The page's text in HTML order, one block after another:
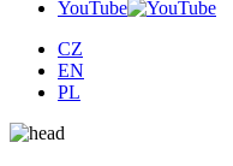
YouTube
CZ
EN
PL